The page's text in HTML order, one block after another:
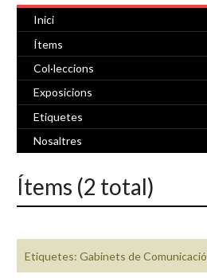
Inici
Ítems
Col·leccions
Exposicions
Etiquetes
Nosaltres
Ítems (2 total)
Etiquetes: Gabinets de Comunicació